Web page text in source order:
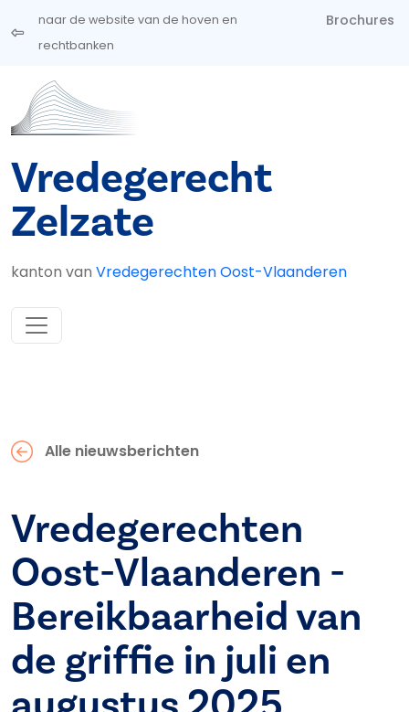
Overslaan en naar de inhoud gaan
naar de website van de hoven en
rechtbanken
Brochures
Vredegerecht
Zelzate
kanton van Vredegerechten Oost-Vlaanderen
Alle nieuwsberichten
Vredegerechten
Oost-Vlaanderen -
Bereikbaarheid van
de griffie in juli en